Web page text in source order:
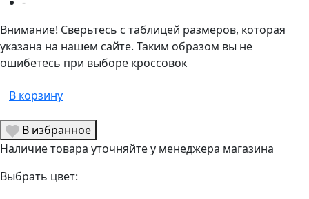
Внимание! Сверьтесь с таблицей размеров, которая
указана на нашем сайте. Таким образом вы не
ошибетесь при выборе кроссовок
В корзину
В избранное
Наличие товара уточняйте у менеджера магазина
Выбрать цвет: